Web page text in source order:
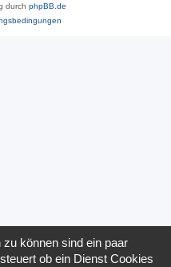
durch phpBB.de
können sind ein paar
ob ein Dienst Cookies